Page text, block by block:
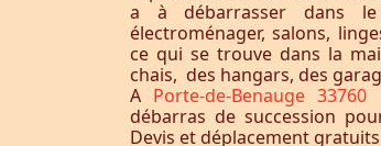
a à débarrasser dans le
électroménager, salons,
ce qui se trouve dans la
chais, des hangars, des
A Porte-de-Benauge 33760
débarras de succession
Devis et déplacement